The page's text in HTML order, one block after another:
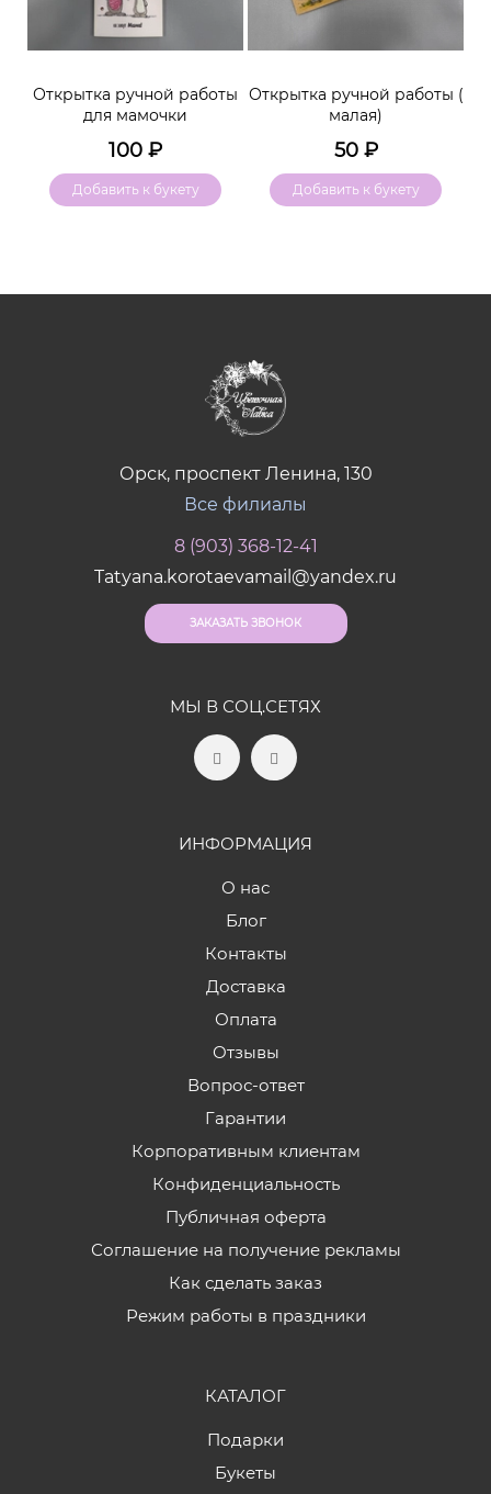
Открытка ручной работы
для мамочки
100 ₽
Добавить к букету
Открытка ручной работы (
малая)
50₽
Добавить к букету
Орск, проспект Ленина, 130
Все филиалы
8 (903) 368-12-41
Tatyana.korotaevamail@yandex.ru
ЗАКАЗАТЬ ЗВОНОК
МЫ В СОЦ.СЕТЯХ
ИНФОРМАЦИЯ
О нас
Блог
Контакты
Доставка
Оплата
Отзывы
Вопрос-ответ
Гарантии
Корпоративным клиентам
Конфиденциальность
Публичная оферта
Соглашение на получение рекламы
Как сделать заказ
Режим работы в праздники
КАТАЛОГ
Подарки
Букеты